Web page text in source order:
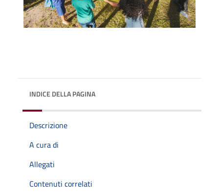
INDICE DELLA PAGINA
Descrizione
A cura di
Allegati
Contenuti correlati